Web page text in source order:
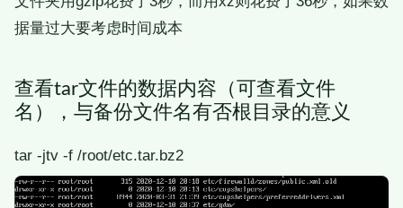
据量过大要考虑时间成本
查看tar文件的数据内容（可查看文件
名），与备份文件名有否根目录的意义
tar -jtv -f /root/etc.tar.bz2